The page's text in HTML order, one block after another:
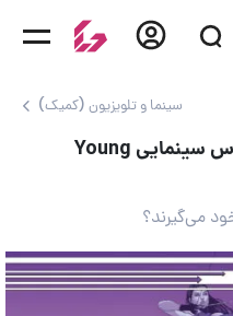
سینما و تلویزیون (کمیک)
مارول خود را برای ساخت اقتباس سینمایی Young
می‌گیرند؟